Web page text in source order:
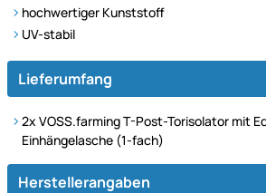
hochwertiger Kunststoff
UV-stabil
Lieferumfang
2x VOSS.farming T-Post-Torisolator mit
Einhängelasche (1-fach)
Herstellerangaben